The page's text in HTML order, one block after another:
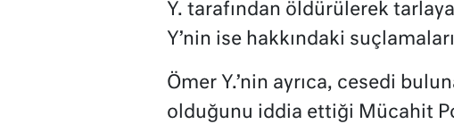
Y. tarafından öldürülerek
Y’nin ise hakkındaki
Ömer Y.’nin ayrıca, cesedi
olduğunu iddia ettiği Mücahit